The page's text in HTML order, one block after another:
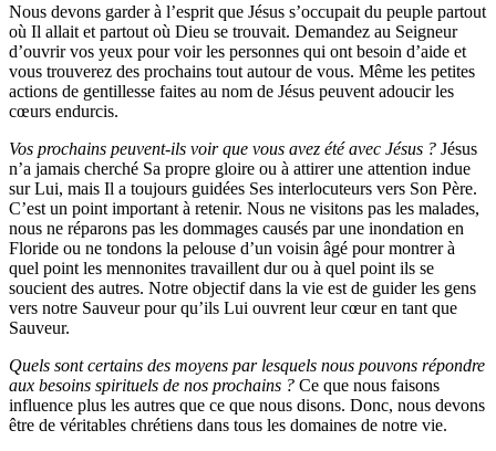
Nous devons garder à l’esprit que Jésus s’occupait du peuple partout
où Il allait et partout où Dieu se trouvait. Demandez au Seigneur
d’ouvrir vos yeux pour voir les personnes qui ont besoin d’aide et
vous trouverez des prochains tout autour de vous. Même les petites
actions de gentillesse faites au nom de Jésus peuvent adoucir les
cœurs endurcis.
Vos prochains peuvent-ils voir que vous avez été avec Jésus ? Jésus
n’a jamais cherché Sa propre gloire ou à attirer une attention indue
sur Lui, mais Il a toujours guidées Ses interlocuteurs vers Son Père.
C’est un point important à retenir. Nous ne visitons pas les malades,
nous ne réparons pas les dommages causés par une inondation en
Floride ou ne tondons la pelouse d’un voisin âgé pour montrer à
quel point les mennonites travaillent dur ou à quel point ils se
soucient des autres. Notre objectif dans la vie est de guider les gens
vers notre Sauveur pour qu’ils Lui ouvrent leur cœur en tant que
Sauveur.
Quels sont certains des moyens par lesquels nous pouvons répondre
aux besoins spirituels de nos prochains ? Ce que nous faisons
influence plus les autres que ce que nous disons. Donc, nous devons
être de véritables chrétiens dans tous les domaines de notre vie.